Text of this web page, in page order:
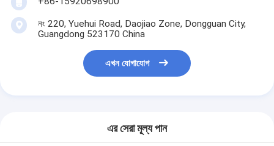
নং 220, Yuehui Road, Daojiao Zone, Dongguan City,
Guangdong 523170 China
এখন যোগাযোগ
এর সেরা মূল্য পান